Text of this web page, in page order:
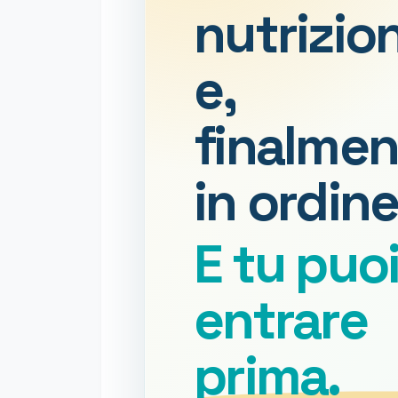
e,
in
E tu puoi
entrare
prima.